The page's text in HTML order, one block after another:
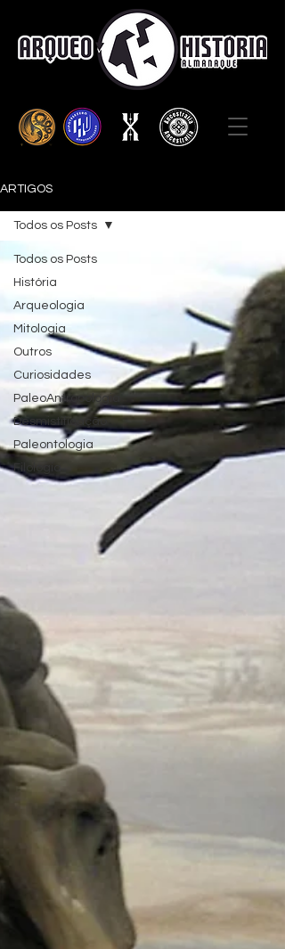
ARTIGOS
Todos os Posts
História
Arqueologia
Mitologia
Outros
Curiosidades
PaleoAntropologia
Desmistificação
Paleontologia
Filologia
Todos os Posts